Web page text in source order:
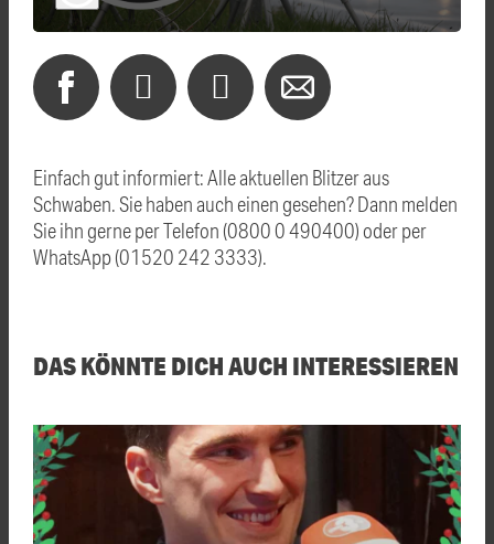
Einfach gut informiert: Alle aktuellen Blitzer aus
Schwaben. Sie haben auch einen gesehen? Dann melden
Sie ihn gerne per Telefon (0800 0 490400) oder per
WhatsApp (01520 242 3333).
DAS KÖNNTE DICH AUCH INTERESSIEREN